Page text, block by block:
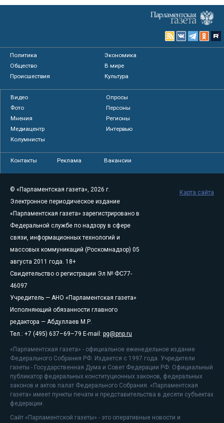
Политика
Экономика
Общество
В мире
Происшествия
Культура
Видео
Опросы
Фото
Персоны
Мнения
Регионы
Медиацентр
Интервью
Колумнисты
Контакты Реклама Вакансии
© «Парламентская газета», 2026 г.
Электронное периодическое издание
«Парламентская газета» зарегистрировано в
Федеральной службе по надзору в сфере
связи, информационных технологий и
массовых коммуникаций (Роскомнадзор) 05
августа 2011 года. 18+
Свидетельство о регистрации Эл № ФС77-
46097
Учредитель — АНО «Парламентская газета»
Исполняющий обязанности главного
редактора — Абдуллаев М.Р.
Тел.: +7 (495) 637–69–79 E-mail: pg@pnp.ru
«Парламентская газета» - официальное еженедельное издание
Федерального Собрания РФ. Издается с 1997 года. Учредители
газеты - Государственная Дума и Совет Федерации РФ. Официальный
публикатор федеральных конституционных законов, федеральных
законов и актов палат Федерального Собрания. «Парламентская
газета» имеет пункты печати и представительства в десяти субъектах
федерации.
Сайт «Парламентской газеты» - это оперативные новости и
Карта сайта